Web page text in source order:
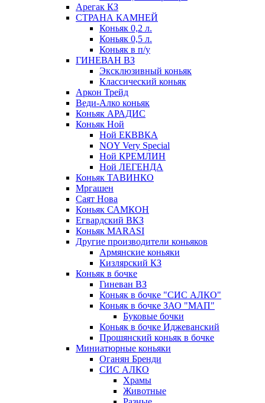
Арегак КЗ
СТРАНА КАМНЕЙ
Коньяк 0,2 л.
Коньяк 0,5 л.
Коньяк в п/у
ГИНЕВАН ВЗ
Эксклюзивный коньяк
Классический коньяк
Аркон Трейд
Веди-Алко коньяк
Коньяк АРАДИС
Коньяк Ной
Ной ЕКВВКА
NOY Very Special
Ной КРЕМЛИН
Ной ЛЕГЕНДА
Коньяк ТАВИНКО
Мргашен
Саят Нова
Коньяк САМКОН
Егвардский ВКЗ
Коньяк MARASI
Другие производители коньяков
Армянские коньяки
Кизлярский КЗ
Коньяк в бочке
Гиневан ВЗ
Коньяк в бочке "СИС АЛКО"
Коньяк в бочке ЗАО "МАП"
Буковые бочки
Коньяк в бочке Иджеванский
Прошянский коньяк в бочке
Миниатюрные коньяки
Оганян Бренди
СИС АЛКО
Храмы
Животные